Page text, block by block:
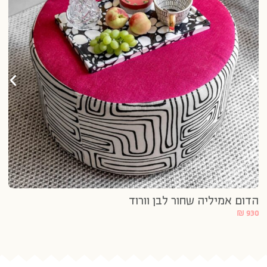
הדום אמיליה שחור לבן וורוד
₪ 930